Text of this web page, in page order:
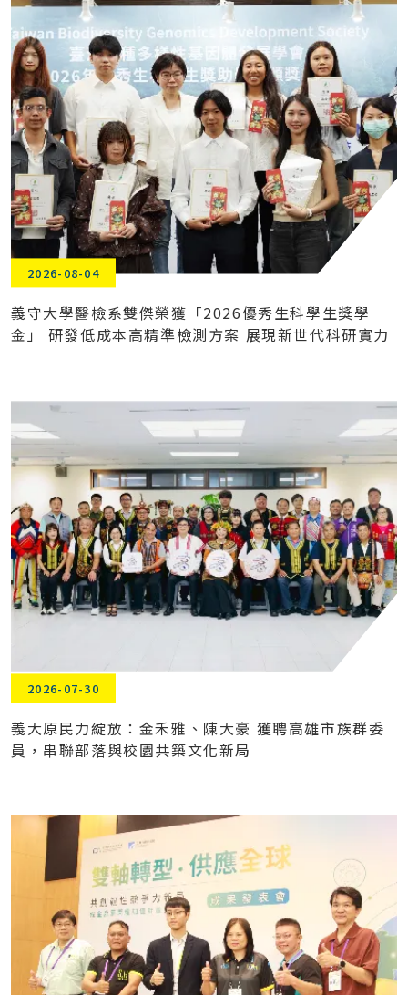
2026-08-04
義守大學醫檢系雙傑榮獲「2026優秀生科學生獎學
金」 研發低成本高精準檢測方案 展現新世代科研實力
2026-07-30
義大原民力綻放：金禾雅、陳大豪 獲聘高雄市族群委
員，串聯部落與校園共築文化新局